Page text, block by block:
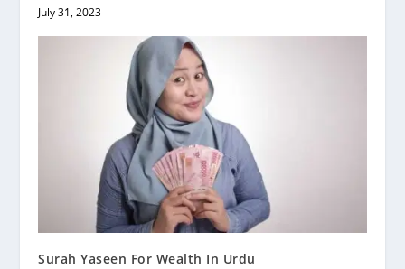
July 31, 2023
Surah Yaseen For Wealth In Urdu